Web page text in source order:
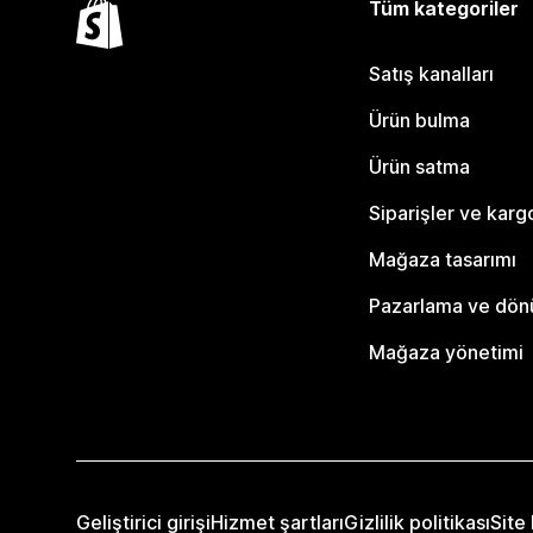
Tüm kategoriler
Satış kanalları
Ürün bulma
Ürün satma
Siparişler ve
Mağaza tasarımı
Pazarlama ve
Mağaza yönetimi
Geliştirici girişiHizmet şartlarıGizlilik politikasıSite